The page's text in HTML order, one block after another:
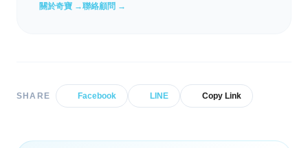
關於奇寶 →聯絡顧問 →
SHARE Facebook LINE Copy Link